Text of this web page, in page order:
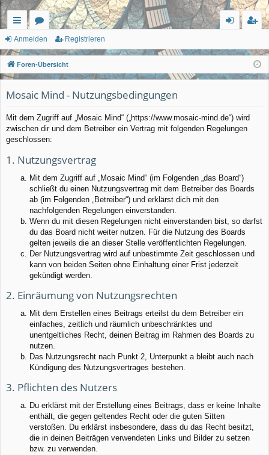
ch
ne
llz
ug
rif
f
or
en
m
el
n
ist
rie
Anmelden Registrieren
Foren-Übersicht
Mosaic Mind - Nutzungsbedingungen
Mit dem Zugriff auf „Mosaic Mind“ („https://www.mosaic-mind.de“) wird
zwischen dir und dem Betreiber ein Vertrag mit folgenden Regelungen
geschlossen:
1. Nutzungsvertrag
Mit dem Zugriff auf „Mosaic Mind“ (im Folgenden „das Board“)
schließt du einen Nutzungsvertrag mit dem Betreiber des Boards
ab (im Folgenden „Betreiber“) und erklärst dich mit den
nachfolgenden Regelungen einverstanden.
Wenn du mit diesen Regelungen nicht einverstanden bist, so darfst
du das Board nicht weiter nutzen. Für die Nutzung des Boards
gelten jeweils die an dieser Stelle veröffentlichten Regelungen.
Der Nutzungsvertrag wird auf unbestimmte Zeit geschlossen und
kann von beiden Seiten ohne Einhaltung einer Frist jederzeit
gekündigt werden.
2. Einräumung von Nutzungsrechten
Mit dem Erstellen eines Beitrags erteilst du dem Betreiber ein
einfaches, zeitlich und räumlich unbeschränktes und
unentgeltliches Recht, deinen Beitrag im Rahmen des Boards zu
nutzen.
Das Nutzungsrecht nach Punkt 2, Unterpunkt a bleibt auch nach
Kündigung des Nutzungsvertrages bestehen.
3. Pflichten des Nutzers
Du erklärst mit der Erstellung eines Beitrags, dass er keine Inhalte
enthält, die gegen geltendes Recht oder die guten Sitten
verstoßen. Du erklärst insbesondere, dass du das Recht besitzt,
die in deinen Beiträgen verwendeten Links und Bilder zu setzen
bzw. zu verwenden.